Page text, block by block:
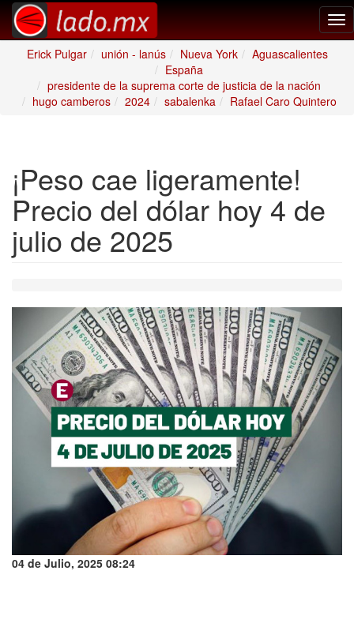
Erick Pulgar
unión - lanús Nueva York
Aguascalientes
España
presidente de la suprema corte de justicia de la nación
hugo camberos
2024 sabalenka Rafael Caro Quintero
¡Peso cae ligeramente!
Precio del dólar hoy 4 de
julio de 2025
04 de Julio, 2025 08:24